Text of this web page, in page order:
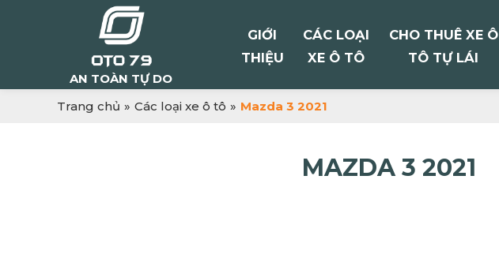
AN TOÀN TỰ DO
GIỚI
THIỆU
CÁC LOẠI
XE Ô TÔ
CHO THUÊ XE Ô
TÔ TỰ LÁI
Trang chủ » Các loại xe ô tô » Mazda 3 2021
MAZDA 3 2021